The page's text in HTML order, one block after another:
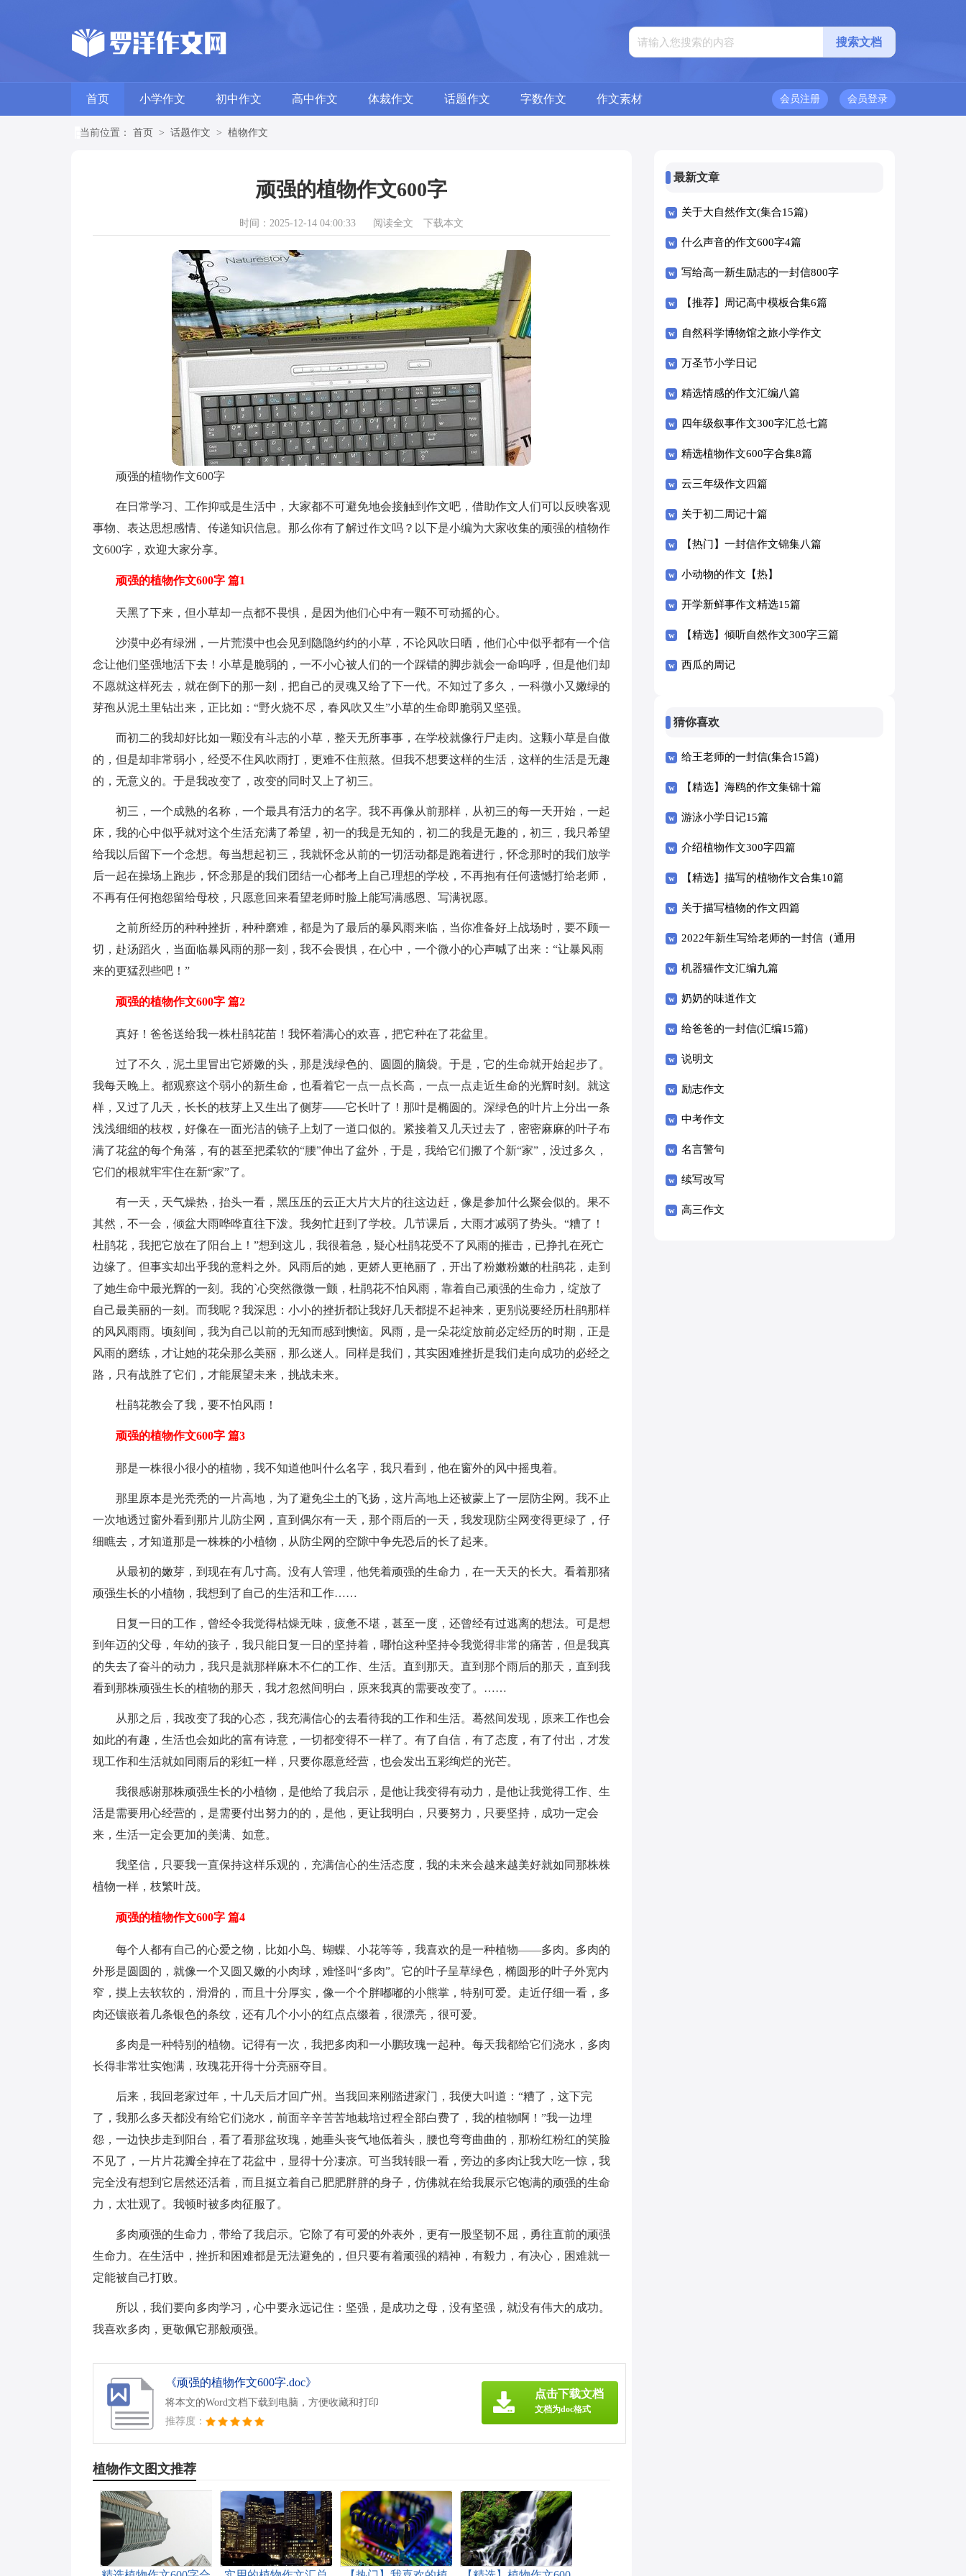
首页 小学作文 初中作文 高中作文 体裁作文 话题作文 字数作文 作文素材 会员登录
会员注册
当前位置： 首页 > 话题作文 > 植物作文
顽强的植物作文600字
时间：2025-12-14 04:00:33 阅读全文 下载本文
顽强的植物作文600字
在日常学习、工作抑或是生活中，大家都不可避免地会接触到作文吧，借助作文人们可以反映客观
事物、表达思想感情、传递知识信息。那么你有了解过作文吗？以下是小编为大家收集的顽强的植物作
文600字，欢迎大家分享。
顽强的植物作文600字 篇1
天黑了下来，但小草却一点都不畏惧，是因为他们心中有一颗不可动摇的心。
沙漠中必有绿洲，一片荒漠中也会见到隐隐约约的小草，不论风吹日晒，他们心中似乎都有一个信
念让他们坚强地活下去！小草是脆弱的，一不小心被人们的一个踩错的脚步就会一命呜呼，但是他们却
不愿就这样死去，就在倒下的那一刻，把自己的灵魂又给了下一代。不知过了多久，一科微小又嫩绿的
芽孢从泥土里钻出来，正比如：“野火烧不尽，春风吹又生”小草的生命即脆弱又坚强。
而初二的我却好比如一颗没有斗志的小草，整天无所事事，在学校就像行尸走肉。这颗小草是自傲
的，但是却非常弱小，经受不住风吹雨打，更难不住煎熬。但我不想要这样的生活，这样的生活是无趣
的，无意义的。于是我改变了，改变的同时又上了初三。
初三，一个成熟的名称，一个最具有活力的名字。我不再像从前那样，从初三的每一天开始，一起
床，我的心中似乎就对这个生活充满了希望，初一的我是无知的，初二的我是无趣的，初三，我只希望
给我以后留下一个念想。每当想起初三，我就怀念从前的一切活动都是跑着进行，怀念那时的我们放学
后一起在操场上跑步，怀念那是的我们团结一心都考上自己理想的学校，不再抱有任何遗憾打给老师，
不再有任何抱怨留给母校，只愿意回来看望老师时脸上能写满感恩、写满祝愿。
之前所经历的种种挫折，种种磨难，都是为了最后的暴风雨来临，当你准备好上战场时，要不顾一
切，赴汤蹈火，当面临暴风雨的那一刻，我不会畏惧，在心中，一个微小的心声喊了出来：“让暴风雨
来的更猛烈些吧！”
顽强的植物作文600字 篇2
真好！爸爸送给我一株杜鹃花苗！我怀着满心的欢喜，把它种在了花盆里。
过了不久，泥土里冒出它娇嫩的头，那是浅绿色的、圆圆的脑袋。于是，它的生命就开始起步了。
我每天晚上。都观察这个弱小的新生命，也看着它一点一点长高，一点一点走近生命的光辉时刻。就这
样，又过了几天，长长的枝芽上又生出了侧芽——它长叶了！那叶是椭圆的。深绿色的叶片上分出一条
浅浅细细的枝杈，好像在一面光洁的镜子上划了一道口似的。紧接着又几天过去了，密密麻麻的叶子布
满了花盆的每个角落，有的甚至把柔软的“腰”伸出了盆外，于是，我给它们搬了个新“家”，没过多久，
它们的根就牢牢住在新“家”了。
有一天，天气燥热，抬头一看，黑压压的云正大片大片的往这边赶，像是参加什么聚会似的。果不
其然，不一会，倾盆大雨哗哗直往下泼。我匆忙赶到了学校。几节课后，大雨才减弱了势头。“糟了！
杜鹃花，我把它放在了阳台上！”想到这儿，我很着急，疑心杜鹃花受不了风雨的摧击，已挣扎在死亡
边缘了。但事实却出乎我的意料之外。风雨后的她，更娇人更艳丽了，开出了粉嫩粉嫩的杜鹃花，走到
了她生命中最光辉的一刻。我的`心突然微微一颤，杜鹃花不怕风雨，靠着自己顽强的生命力，绽放了
自己最美丽的一刻。而我呢？我深思：小小的挫折都让我好几天都提不起神来，更别说要经历杜鹃那样
的风风雨雨。顷刻间，我为自己以前的无知而感到懊恼。风雨，是一朵花绽放前必定经历的时期，正是
风雨的磨练，才让她的花朵那么美丽，那么迷人。同样是我们，其实困难挫折是我们走向成功的必经之
路，只有战胜了它们，才能展望未来，挑战未来。
杜鹃花教会了我，要不怕风雨！
顽强的植物作文600字 篇3
那是一株很小很小的植物，我不知道他叫什么名字，我只看到，他在窗外的风中摇曳着。
那里原本是光秃秃的一片高地，为了避免尘土的飞扬，这片高地上还被蒙上了一层防尘网。我不止
一次地透过窗外看到那片儿防尘网，直到偶尔有一天，那个雨后的一天，我发现防尘网变得更绿了，仔
细瞧去，才知道那是一株株的小植物，从防尘网的空隙中争先恐后的长了起来。
从最初的嫩芽，到现在有几寸高。没有人管理，他凭着顽强的生命力，在一天天的长大。看着那猪
顽强生长的小植物，我想到了自己的生活和工作……
日复一日的工作，曾经令我觉得枯燥无味，疲惫不堪，甚至一度，还曾经有过逃离的想法。可是想
到年迈的父母，年幼的孩子，我只能日复一日的坚持着，哪怕这种坚持令我觉得非常的痛苦，但是我真
的失去了奋斗的动力，我只是就那样麻木不仁的工作、生活。直到那天。直到那个雨后的那天，直到我
看到那株顽强生长的植物的那天，我才忽然间明白，原来我真的需要改变了。……
从那之后，我改变了我的心态，我充满信心的去看待我的工作和生活。蓦然间发现，原来工作也会
如此的有趣，生活也会如此的富有诗意，一切都变得不一样了。有了自信，有了态度，有了付出，才发
现工作和生活就如同雨后的彩虹一样，只要你愿意经营，也会发出五彩绚烂的光芒。
我很感谢那株顽强生长的小植物，是他给了我启示，是他让我变得有动力，是他让我觉得工作、生
活是需要用心经营的，是需要付出努力的的，是他，更让我明白，只要努力，只要坚持，成功一定会
来，生活一定会更加的美满、如意。
我坚信，只要我一直保持这样乐观的，充满信心的生活态度，我的未来会越来越美好就如同那株株
植物一样，枝繁叶茂。
顽强的植物作文600字 篇4
每个人都有自己的心爱之物，比如小鸟、蝴蝶、小花等等，我喜欢的是一种植物——多肉。多肉的
外形是圆圆的，就像一个又圆又嫩的小肉球，难怪叫“多肉”。它的叶子呈草绿色，椭圆形的叶子外宽内
窄，摸上去软软的，滑滑的，而且十分厚实，像一个个胖嘟嘟的小熊掌，特别可爱。走近仔细一看，多
肉还镶嵌着几条银色的条纹，还有几个小小的红点点缀着，很漂亮，很可爱。
多肉是一种特别的植物。记得有一次，我把多肉和一小鹏玫瑰一起种。每天我都给它们浇水，多肉
长得非常壮实饱满，玫瑰花开得十分亮丽夺目。
后来，我回老家过年，十几天后才回广州。当我回来刚踏进家门，我便大叫道：“糟了，这下完
了，我那么多天都没有给它们浇水，前面辛辛苦苦地栽培过程全部白费了，我的植物啊！”我一边埋
怨，一边快步走到阳台，看了看那盆玫瑰，她垂头丧气地低着头，腰也弯弯曲曲的，那粉红粉红的笑脸
不见了，一片片花瓣全掉在了花盆中，显得十分凄凉。可当我转眼一看，旁边的多肉让我大吃一惊，我
完全没有想到它居然还活着，而且挺立着自己肥肥胖胖的身子，仿佛就在给我展示它饱满的顽强的生命
力，太壮观了。我顿时被多肉征服了。
多肉顽强的生命力，带给了我启示。它除了有可爱的外表外，更有一股坚韧不屈，勇往直前的顽强
生命力。在生活中，挫折和困难都是无法避免的，但只要有着顽强的精神，有毅力，有决心，困难就一
定能被自己打败。
所以，我们要向多肉学习，心中要永远记住：坚强，是成功之母，没有坚强，就没有伟大的成功。
我喜欢多肉，更敬佩它那般顽强。
《顽强的植物作文600字.doc》
将本文的Word文档下载到电脑，方便收藏和打印
推荐度：
点击下载文档
文档为doc格式
植物作文图文推荐
最新文章
关于大自然作文(集合15篇)
什么声音的作文600字4篇
写给高一新生励志的一封信800字
（精选5篇）
【推荐】周记高中模板合集6篇
自然科学博物馆之旅小学作文
万圣节小学日记
精选情感的作文汇编八篇
四年级叙事作文300字汇总七篇
精选植物作文600字合集8篇
云三年级作文四篇
关于初二周记十篇
【热门】一封信作文锦集八篇
小动物的作文【热】
开学新鲜事作文精选15篇
【精选】倾听自然作文300字三篇
西瓜的周记
猜你喜欢
给王老师的一封信(集合15篇)
【精选】海鸥的作文集锦十篇
游泳小学日记15篇
介绍植物作文300字四篇
【精选】描写的植物作文合集10篇
关于描写植物的作文四篇
2022年新生写给老师的一封信（通用
8篇）
机器猫作文汇编九篇
奶奶的味道作文
给爸爸的一封信(汇编15篇)
说明文
励志作文
中考作文
名言警句
续写改写
高三作文